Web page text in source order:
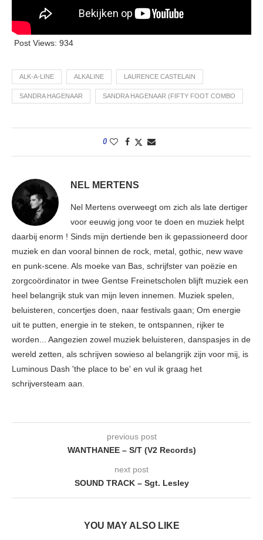
Post Views: 934
ALK-A-LINE ALKALINE LAURENCE CASTELAIN
SANDRA HAGENAAR SANDRA HAGENAAR (FIFTY FOOT COMBO
0
NEL MERTENS
Nel Mertens overweegt om zich als late dertiger
voor eeuwig jong voor te doen en muziek helpt
daarbij enorm ! Sinds mijn dertiende ben ik gepassioneerd door
muziek en dan vooral binnen de rock, metal, gothic, new wave
en punk-scene. Als moeke van Bas, schrijfster van poëzie en
zorgcoördinator in twee Gentse Freinetscholen blijft muziek een
heel belangrijk stuk van mijn leven innemen. Muziek spelen,
beluisteren, concertjes doen, naar festivals gaan; Om energie
uit te putten, energie in te steken, te ontspannen, rijker te
worden... Aangezien zowel muziek beluisteren, danspasjes in de
wereld zetten, als schrijven sowieso al belangrijk zijn voor mij, is
Luminous Dash 'the place to be' en vul ik graag het
schrijversteam aan.
previous post
WANTHANEE – S/T (V2 Records)
next post
SOUND TRACK – Sgt. Lesley
YOU MAY ALSO LIKE